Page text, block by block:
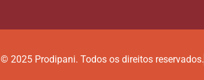
© 2025 Prodipani. Todos os direitos reservados.